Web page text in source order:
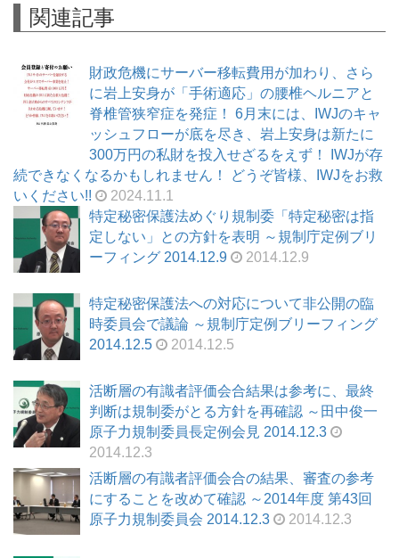
関連記事
財政危機にサーバー移転費用が加わり、さら
に岩上安身が「手術適応」の腰椎ヘルニアと
脊椎管狭窄症を発症！ 6月末には、IWJのキャ
ッシュフローが底を尽き、岩上安身は新たに
300万円の私財を投入せざるをえず！ IWJが存
続できなくなるかもしれません！ どうぞ皆様、IWJをお救
いください!!
2024.11.1
特定秘密保護法めぐり規制委「特定秘密は指
定しない」との方針を表明 ～規制庁定例ブリ
ーフィング 2014.12.9
2014.12.9
特定秘密保護法への対応について非公開の臨
時委員会で議論 ～規制庁定例ブリーフィング
2014.12.5
2014.12.5
活断層の有識者評価会合結果は参考に、最終
判断は規制委がとる方針を再確認 ～田中俊一
原子力規制委員長定例会見 2014.12.3
2014.12.3
活断層の有識者評価会合の結果、審査の参考
にすることを改めて確認 ～2014年度 第43回
原子力規制委員会 2014.12.3
2014.12.3